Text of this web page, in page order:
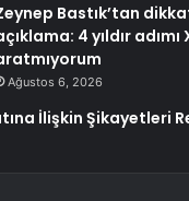
Bastık’tan
4 yıldır adımı
Ağustos 6, 2026
İlişkin Şikayetleri